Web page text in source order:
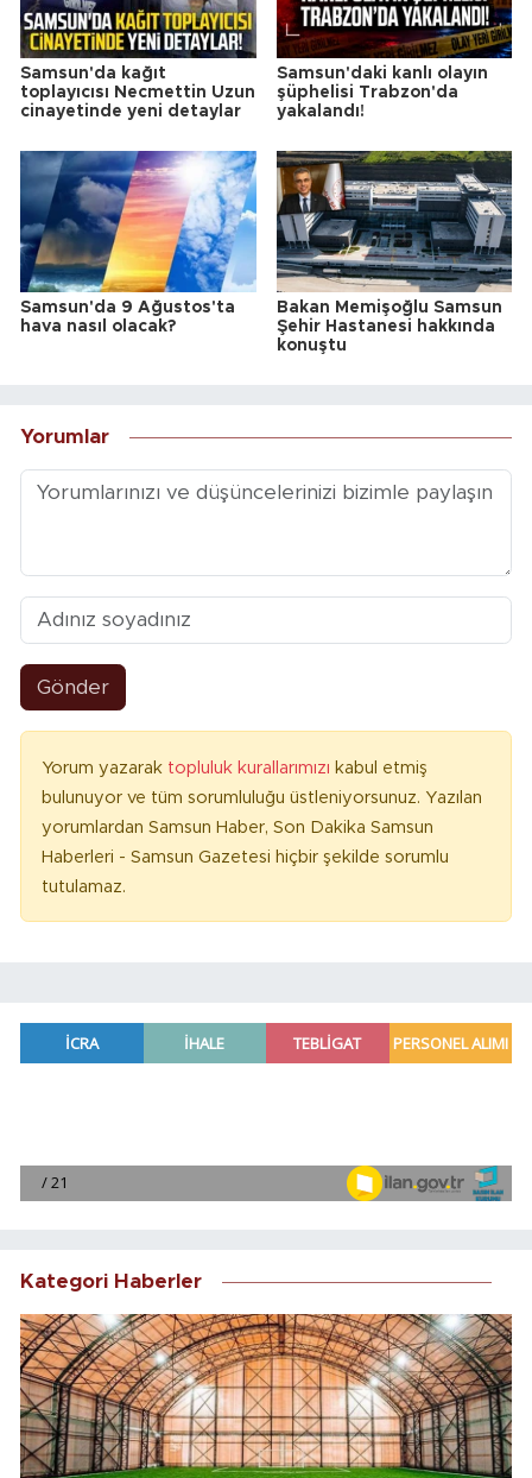
Samsun'da kağıt
toplayıcısı Necmettin Uzun
cinayetinde yeni detaylar
Samsun'daki kanlı olayın
şüphelisi Trabzon'da
yakalandı!
Samsun'da 9 Ağustos'ta
hava nasıl olacak?
Bakan Memişoğlu Samsun
Şehir Hastanesi hakkında
konuştu
Yorumlar
Gönder
Yorum yazarak topluluk kurallarımızı kabul etmiş
bulunuyor ve tüm sorumluluğu üstleniyorsunuz. Yazılan
yorumlardan Samsun Haber, Son Dakika Samsun
Haberleri - Samsun Gazetesi hiçbir şekilde sorumlu
tutulamaz.
Kategori Haberler